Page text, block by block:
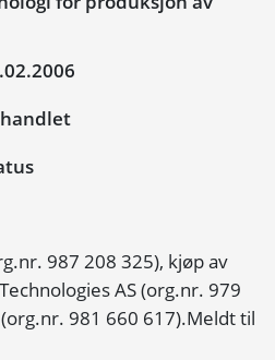
987 208 325), kjøp av
AS (org.nr. 979
981 660 617).Meldt til